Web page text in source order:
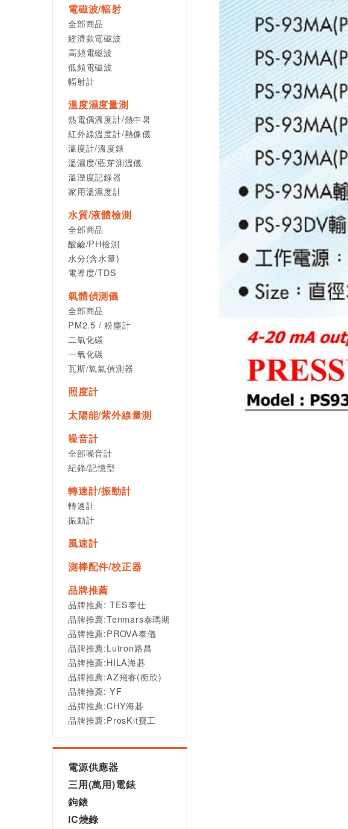
電磁波/輻射
全部商品
經濟款電磁波
高頻電磁波
低頻電磁波
幅射計
溫度濕度量測
熱電偶溫度計/熱中暑
紅外線溫度計/熱像儀
溫度計/溫度錶
溫濕度/藍芽測溫儀
溫溼度記錄器
家用溫濕度計
水質/液體檢測
全部商品
酸鹼/PH檢測
水分(含水量)
電導度/TDS
氣體偵測儀
全部商品
PM2.5 / 粉塵計
二氧化碳
一氧化碳
瓦斯/氧氣偵測器
照度計
太陽能/紫外線量測
噪音計
全部噪音計
紀錄/記憶型
轉速計/振動計
轉速計
振動計
風速計
測棒配件/校正器
品牌推薦
品牌推薦: TES泰仕
品牌推薦:Tenmars泰瑪斯
品牌推薦:PROVA泰儀
品牌推薦:Lutron路昌
品牌推薦:HILA海碁
品牌推薦:AZ飛睿(衡欣)
品牌推薦: YF
品牌推薦:CHY海碁
品牌推薦:ProsKit寶工
電源供應器
三用(萬用)電錶
鉤錶
IC燒錄